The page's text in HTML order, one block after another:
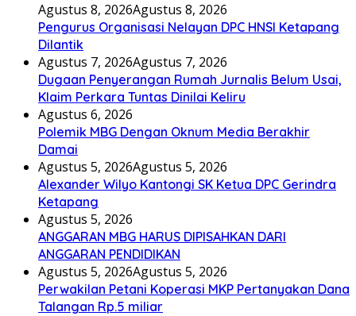
Agustus 8, 2026Agustus 8, 2026
Pengurus Organisasi Nelayan DPC HNSI Ketapang
Dilantik
Agustus 7, 2026Agustus 7, 2026
Dugaan Penyerangan Rumah Jurnalis Belum Usai,
Klaim Perkara Tuntas Dinilai Keliru
Agustus 6, 2026
Polemik MBG Dengan Oknum Media Berakhir
Damai
Agustus 5, 2026Agustus 5, 2026
Alexander Wilyo Kantongi SK Ketua DPC Gerindra
Ketapang
Agustus 5, 2026
ANGGARAN MBG HARUS DIPISAHKAN DARI
ANGGARAN PENDIDIKAN
Agustus 5, 2026Agustus 5, 2026
Perwakilan Petani Koperasi MKP Pertanyakan Dana
Talangan Rp.5 miliar